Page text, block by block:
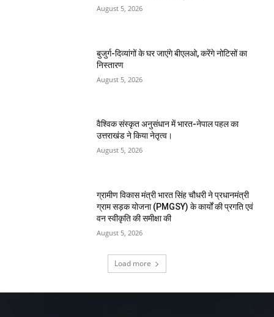
August 5, 2026
बुजुर्ग-दिव्यांगों के घर जाएंगे बीएलओ, करेंगे नोटिसों का
निस्तारण
August 5, 2026
वैश्विक संस्कृत अनुसंधान में भारत-नेपाल पहल का
उत्तराखंड ने किया नेतृत्व।
August 5, 2026
ग्रामीण विकास मंत्री भारत सिंह चौधरी ने प्रधानमंत्री
ग्राम सड़क योजना (PMGSY) के कार्यों की प्रगति एवं
वन स्वीकृति की समीक्षा की
August 5, 2026
Load more